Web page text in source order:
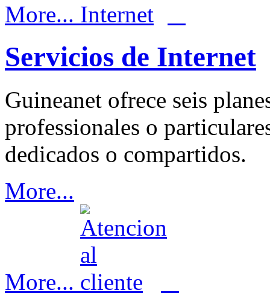
More...
Servicios de Internet
Guineanet ofrece seis
professionales o
dedicados o compartidos.
More...
More...